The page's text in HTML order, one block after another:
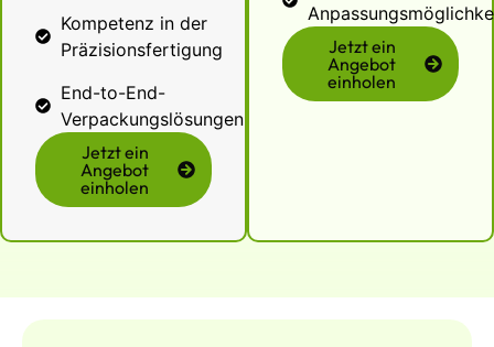
Kompetenz in der
Präzisionsfertigung
End-to-End-
Verpackungslösungen
Jetzt ein
Angebot
einholen
Jetzt ein
Angebot
einholen